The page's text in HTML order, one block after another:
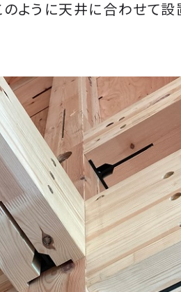
のように天井に合わせて